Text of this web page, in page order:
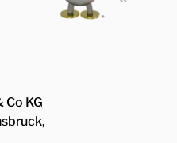
Co KG